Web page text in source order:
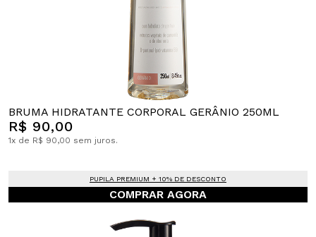
BRUMA HIDRATANTE CORPORAL GERÂNIO 250ML
R$ 90,00
1x de R$ 90,00 sem juros.
PUPILA PREMIUM + 10% DE DESCONTO
COMPRAR AGORA